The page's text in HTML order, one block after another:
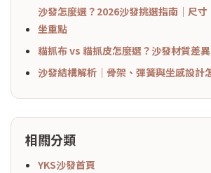
沙發怎麼選？2026沙發挑選指南｜尺
坐重點
貓抓布 vs 貓抓皮怎麼選？沙發材質差
沙發結構解析｜骨架、彈簧與坐感設計
相關分類
YKS沙發首頁